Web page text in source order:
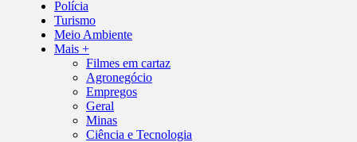
Polícia
Turismo
Meio Ambiente
Mais +
Filmes em cartaz
Agronegócio
Empregos
Geral
Minas
Ciência e Tecnologia